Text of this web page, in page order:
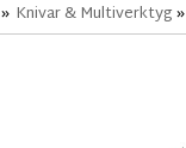
» Knivar & Multiverktyg»